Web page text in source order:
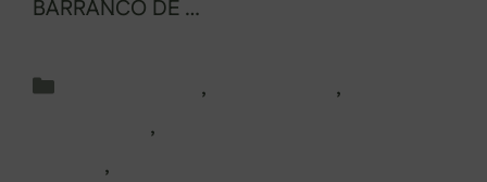
BARRANCO DE …
,
,
,
,